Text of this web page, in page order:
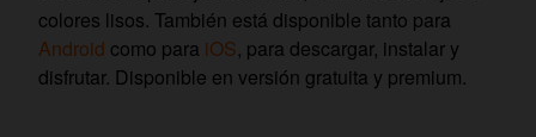
colores lisos. También está disponible tanto para
Android como para iOS, para descargar, instalar y
disfrutar. Disponible en versión gratuita y premium.